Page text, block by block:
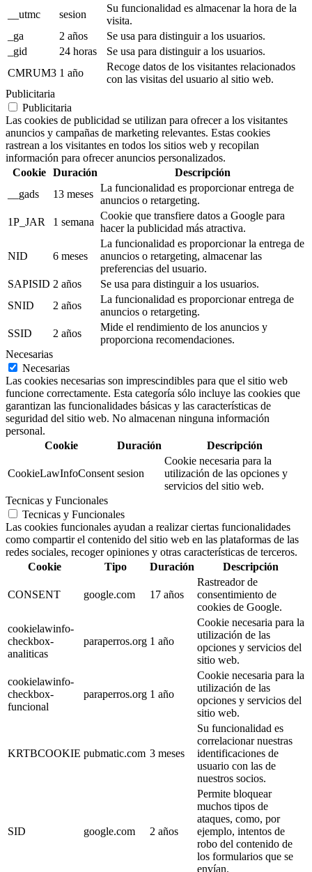
__utmc
sesion
Su funcionalidad es almacenar la hora de la
visita.
_ga
2 años
Se usa para distinguir a los usuarios.
_gid
24 horas
Se usa para distinguir a los usuarios.
CMRUM3 1 año
Recoge datos de los visitantes relacionados
con las visitas del usuario al sitio web.
Publicitaria
Publicitaria
Las cookies de publicidad se utilizan para ofrecer a los visitantes
anuncios y campañas de marketing relevantes. Estas cookies
rastrean a los visitantes en todos los sitios web y recopilan
información para ofrecer anuncios personalizados.
Cookie
Duración
Descripción
__gads
13 meses
La funcionalidad es proporcionar entrega de
anuncios o retargeting.
1P_JAR
1 semana
Cookie que transfiere datos a Google para
hacer la publicidad más atractiva.
NID 6 meses
La funcionalidad es proporcionar la entrega de
anuncios o retargeting, almacenar las
preferencias del usuario.
SAPISID 2 años
Se usa para distinguir a los usuarios.
SNID
2 años
La funcionalidad es proporcionar entrega de
anuncios o retargeting.
SSID
2 años
Mide el rendimiento de los anuncios y
proporciona recomendaciones.
Necesarias
Necesarias
Las cookies necesarias son imprescindibles para que el sitio web
funcione correctamente. Esta categoría sólo incluye las cookies que
garantizan las funcionalidades básicas y las características de
seguridad del sitio web. No almacenan ninguna información
personal.
Cookie
Duración Descripción
CookieLawInfoConsent sesion
Cookie necesaria para la
utilización de las opciones y
servicios del sitio web.
Tecnicas y Funcionales
Tecnicas y Funcionales
Las cookies funcionales ayudan a realizar ciertas funcionalidades
como compartir el contenido del sitio web en las plataformas de las
redes sociales, recoger opiniones y otras características de terceros.
Cookie
Tipo Duración Descripción
CONSENT google.com 17 años
Rastreador de
consentimiento de
cookies de Google.
cookielawinfo-
checkbox-
analiticas
paraperros.org 1 año
Cookie necesaria para la
utilización de las
opciones y servicios del
sitio web.
cookielawinfo-
checkbox-
funcional
paraperros.org 1 año
Cookie necesaria para la
utilización de las
opciones y servicios del
sitio web.
KRTBCOOKIE pubmatic.com 3 meses
Su funcionalidad es
correlacionar nuestras
identificaciones de
usuario con las de
nuestros socios.
SID google.com 2 años
Permite bloquear
muchos tipos de
ataques, como, por
ejemplo, intentos de
robo del contenido de
los formularios que se
envían.